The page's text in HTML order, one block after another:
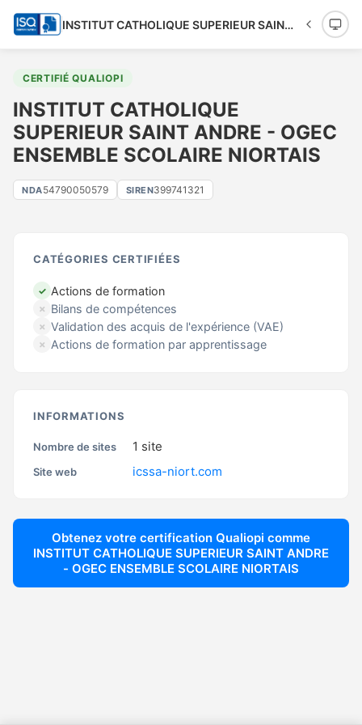
INSTITUT CATHOLIQUE SUPERIEUR SAINT ANDRE - OGEC ENSEMBLE SCOLAIRE NIORTAIS
CERTIFIÉ QUALIOPI
INSTITUT CATHOLIQUE
SUPERIEUR SAINT ANDRE - OGEC
ENSEMBLE SCOLAIRE NIORTAIS
NDA54790050579 SIREN399741321
CATÉGORIES CERTIFIÉES
✓ Actions de formation
✗ Bilans de compétences
✗ Validation des acquis de l'expérience (VAE)
✗ Actions de formation par apprentissage
INFORMATIONS
Nombre de sites 1 site
Site web icssa-niort.com
Obtenez votre certification Qualiopi comme
INSTITUT CATHOLIQUE SUPERIEUR SAINT ANDRE
- OGEC ENSEMBLE SCOLAIRE NIORTAIS